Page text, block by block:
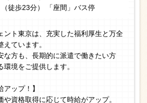
徒歩23分） 「座間」バス停
ント東京は、充実した福利厚生と万全
ています。
な方も、長期的に派遣で働きたい方
環境をご提供します。
アップ！】
資格取得に応じて時給がアップ。